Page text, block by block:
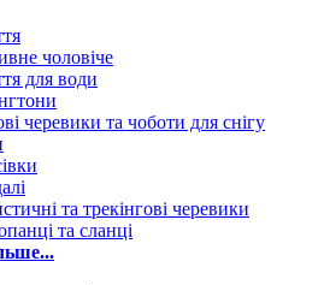
чоловіче
для води
черевики та чоботи для снігу
та трекінгові черевики
та сланці